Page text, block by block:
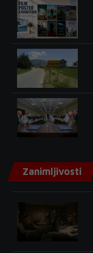
Zanimljivosti